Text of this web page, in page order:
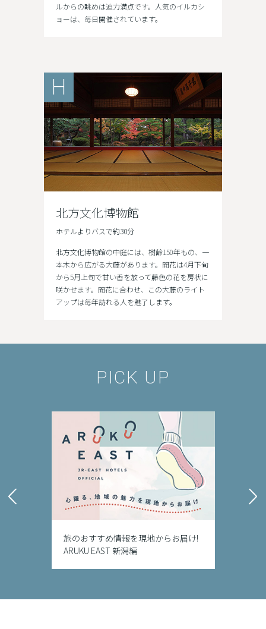
ルからの眺めは迫力満点です。人気のイルカシ
ョーは、毎日開催されています。
H
北方文化博物館
ホテルよりバスで約30分
北方文化博物館の中庭には、樹齢150年もの、一
本木から広がる大藤があります。開花は4月下旬
から5月上旬で甘い香を放って藤色の花を房状に
咲かせます。開花に合わせ、この大藤のライト
アップは毎年訪れる人を魅了します。
PICK UP
旅のおすすめ情報を現地からお届け!
ARUKU EAST 新潟編